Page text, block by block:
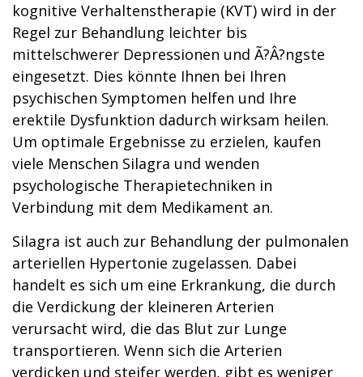
kognitive Verhaltenstherapie (KVT) wird in der
Regel zur Behandlung leichter bis
mittelschwerer Depressionen und Ã?Â?ngste
eingesetzt. Dies könnte Ihnen bei Ihren
psychischen Symptomen helfen und Ihre
erektile Dysfunktion dadurch wirksam heilen.
Um optimale Ergebnisse zu erzielen, kaufen
viele Menschen Silagra und wenden
psychologische Therapietechniken in
Verbindung mit dem Medikament an.
Silagra ist auch zur Behandlung der pulmonalen
arteriellen Hypertonie zugelassen. Dabei
handelt es sich um eine Erkrankung, die durch
die Verdickung der kleineren Arterien
verursacht wird, die das Blut zur Lunge
transportieren. Wenn sich die Arterien
verdicken und steifer werden, gibt es weniger